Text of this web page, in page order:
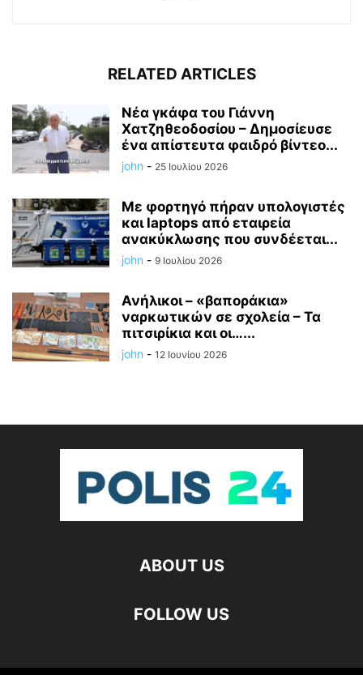
RELATED ARTICLES
Νέα γκάφα του Γιάννη
Χατζηθεοδοσίου – Δημοσίευσε
ένα απίστευτα φαιδρό βίντεο...
john - 25 Ιουλίου 2026
Με φορτηγό πήραν υπολογιστές
και laptops από εταιρεία
ανακύκλωσης που συνδέεται...
john - 9 Ιουλίου 2026
Ανήλικοι – «βαποράκια»
ναρκωτικών σε σχολεία – Τα
πιτσιρίκια και οι…...
john - 12 Ιουνίου 2026
ABOUT US
FOLLOW US